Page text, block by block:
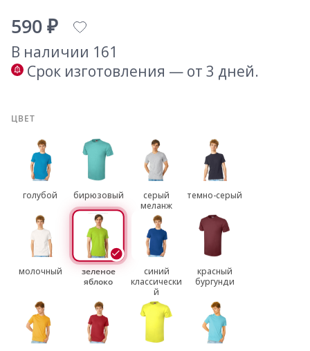
590 ₽
В наличии 161
Срок изготовления — от 3 дней.
ЦВЕТ
голубой бирюзовый
серый
меланж
темно-серый
молочный
зеленое
яблоко
синий
классически
й
красный
бургунди